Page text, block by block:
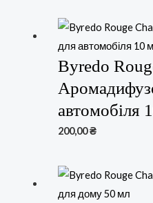
Byredo
автомобіля
200,00₴